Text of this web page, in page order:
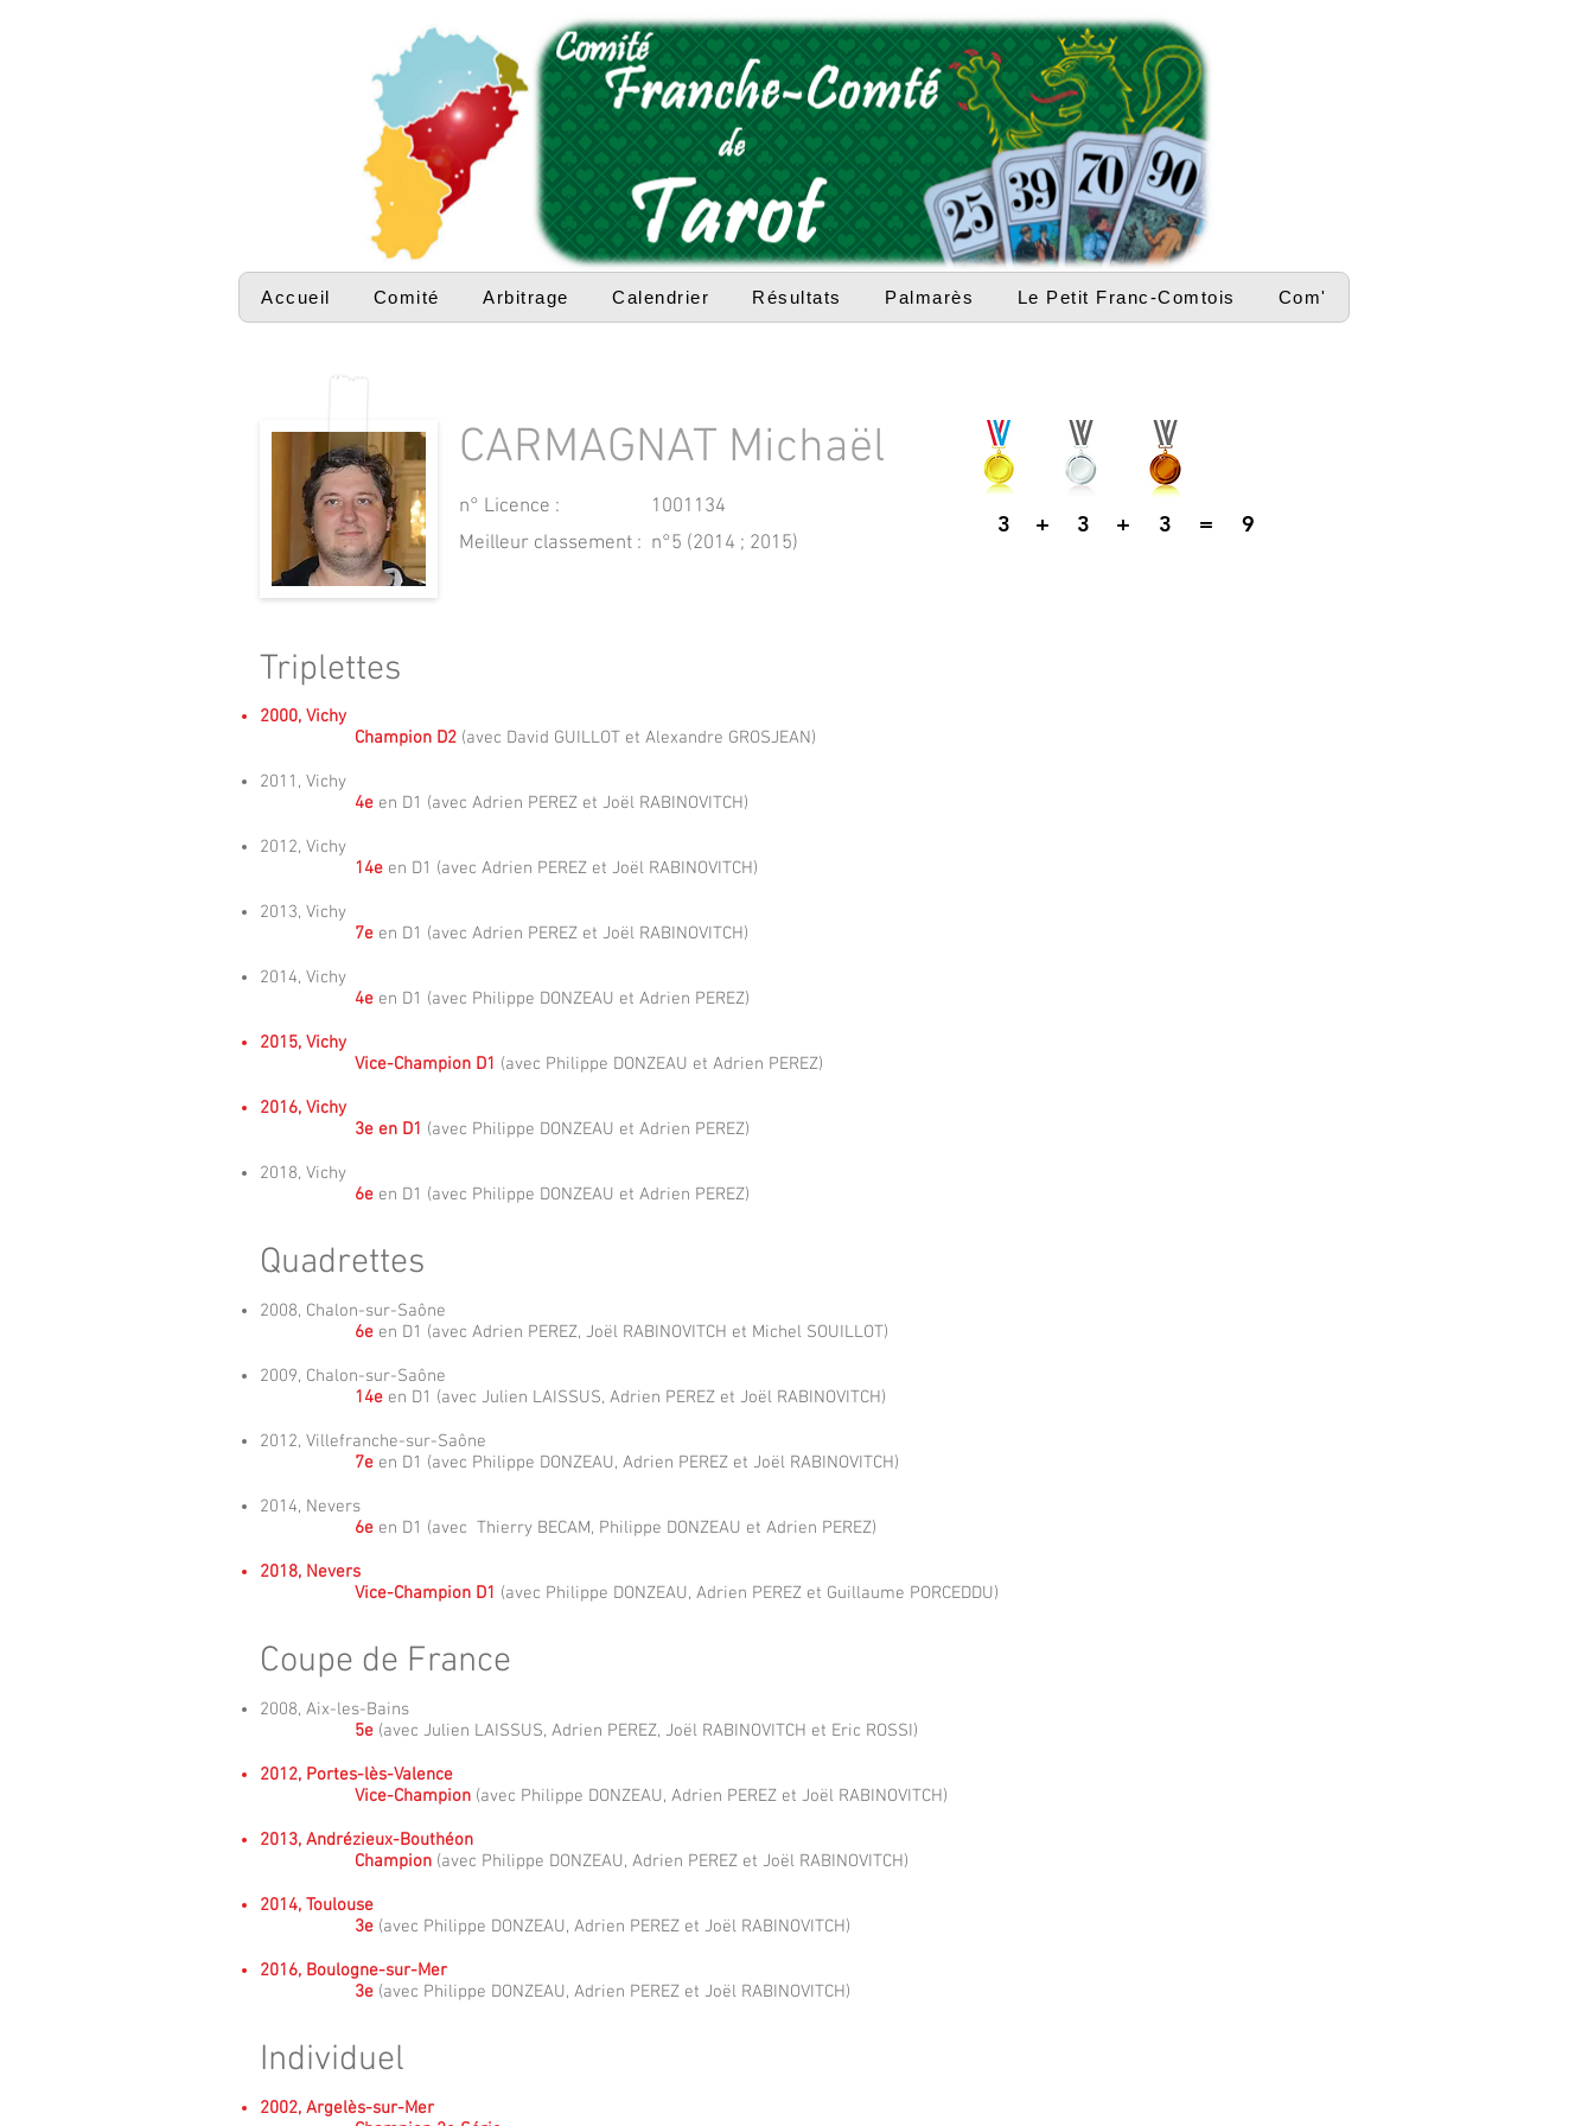
Accueil Comité Arbitrage Calendrier Résultats Palmarès Le Petit Franc-Comtois Com'
CARMAGNAT Michaël
n° Licence :
Meilleur classement :
1001134
n°5 (2014 ; 2015)
3 + 3 + 3 = 9
Triplettes
2000, Vichy
Champion D2 (avec David GUILLOT et Alexandre GROSJEAN)
2011, Vichy
4e en D1 (avec Adrien PEREZ et Joël RABINOVITCH)
2012, Vichy
14e en D1 (avec Adrien PEREZ et Joël RABINOVITCH)
2013, Vichy
7e en D1 (avec Adrien PEREZ et Joël RABINOVITCH)
2014, Vichy
4e en D1 (avec Philippe DONZEAU et Adrien PEREZ)
2015, Vichy
Vice-Champion D1 (avec Philippe DONZEAU et Adrien PEREZ)
2016, Vichy
3e en D1 (avec Philippe DONZEAU et Adrien PEREZ)
2018, Vichy
6e en D1 (avec Philippe DONZEAU et Adrien PEREZ)
Quadrettes
2008, Chalon-sur-Saône
6e en D1 (avec Adrien PEREZ, Joël RABINOVITCH et Michel SOUILLOT)
2009, Chalon-sur-Saône
14e en D1 (avec Julien LAISSUS, Adrien PEREZ et Joël RABINOVITCH)
2012, Villefranche-sur-Saône
7e en D1 (avec Philippe DONZEAU, Adrien PEREZ et Joël RABINOVITCH)
2014, Nevers
6e en D1 (avec Thierry BECAM, Philippe DONZEAU et Adrien PEREZ)
2018, Nevers
Vice-Champion D1 (avec Philippe DONZEAU, Adrien PEREZ et Guillaume PORCEDDU)
Coupe de France
2008, Aix-les-Bains
5e (avec Julien LAISSUS, Adrien PEREZ, Joël RABINOVITCH et Eric ROSSI)
2012, Portes-lès-Valence
Vice-Champion (avec Philippe DONZEAU, Adrien PEREZ et Joël RABINOVITCH)
2013, Andrézieux-Bouthéon
Champion (avec Philippe DONZEAU, Adrien PEREZ et Joël RABINOVITCH)
2014, Toulouse
3e (avec Philippe DONZEAU, Adrien PEREZ et Joël RABINOVITCH)
2016, Boulogne-sur-Mer
3e (avec Philippe DONZEAU, Adrien PEREZ et Joël RABINOVITCH)
Individuel
2002, Argelès-sur-Mer